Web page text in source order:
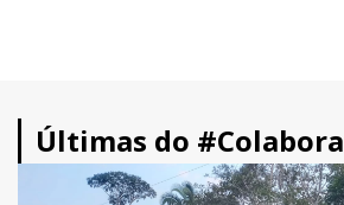
Últimas do #Colabora